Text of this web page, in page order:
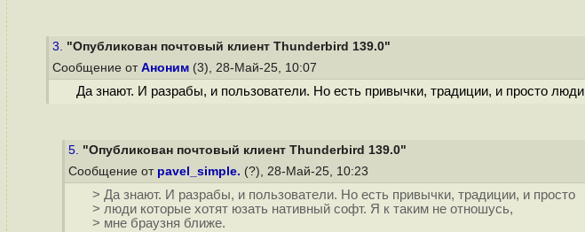
3. "Опубликован почтовый клиент Thunderbird 139.0"
Сообщение от Аноним (3), 28-Май-25, 10:07
Да знают. И разрабы, и пользователи. Но есть привычки, традиции, и просто
5. "Опубликован почтовый клиент Thunderbird 139.0"
Сообщение от pavel_simple. (?), 28-Май-25, 10:23
> Да знают. И разрабы, и пользователи. Но есть привычки, традиции, и просто
> люди которые хотят юзать нативный софт. Я к таким не отношусь,
> мне браузня ближе.